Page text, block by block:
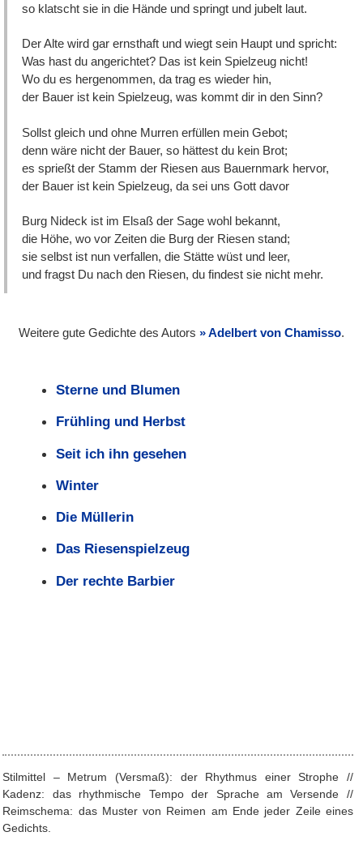
so klatscht sie in die Hände und springt und jubelt laut.
Der Alte wird gar ernsthaft und wiegt sein Haupt und spricht:
Was hast du angerichtet? Das ist kein Spielzeug nicht!
Wo du es hergenommen, da trag es wieder hin,
der Bauer ist kein Spielzeug, was kommt dir in den Sinn?
Sollst gleich und ohne Murren erfüllen mein Gebot;
denn wäre nicht der Bauer, so hättest du kein Brot;
es sprießt der Stamm der Riesen aus Bauernmark hervor,
der Bauer ist kein Spielzeug, da sei uns Gott davor
Burg Nideck ist im Elsaß der Sage wohl bekannt,
die Höhe, wo vor Zeiten die Burg der Riesen stand;
sie selbst ist nun verfallen, die Stätte wüst und leer,
und fragst Du nach den Riesen, du findest sie nicht mehr.
Weitere gute Gedichte des Autors Adelbert von Chamisso.
Sterne und Blumen
Frühling und Herbst
Seit ich ihn gesehen
Winter
Die Müllerin
Das Riesenspielzeug
Der rechte Barbier
Stilmittel – Metrum (Versmaß): der Rhythmus einer Strophe //
Kadenz: das rhythmische Tempo der Sprache am Versende //
Reimschema: das Muster von Reimen am Ende jeder Zeile eines
Gedichts.